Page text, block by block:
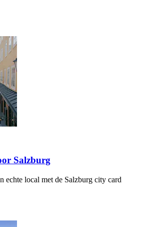
Salzburg
echte local met de Salzburg city card